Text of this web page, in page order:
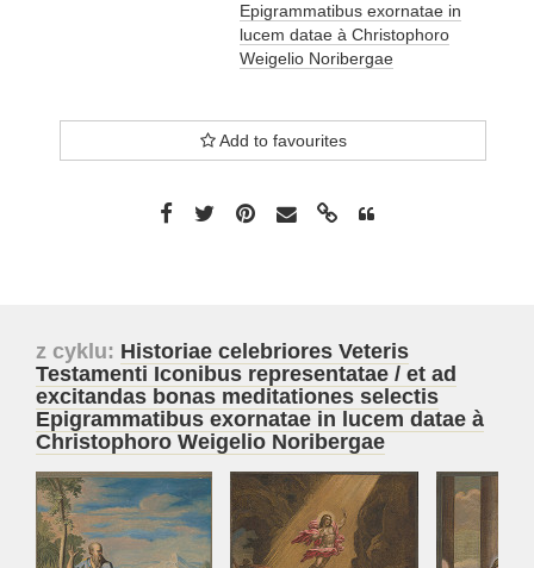
Epigrammatibus exornatae in
lucem datae à Christophoro
Weigelio Noribergae
Add to favourites
z cyklu: Historiae celebriores Veteris
Testamenti Iconibus representatae / et ad
excitandas bonas meditationes selectis
Epigrammatibus exornatae in lucem datae à
Christophoro Weigelio Noribergae